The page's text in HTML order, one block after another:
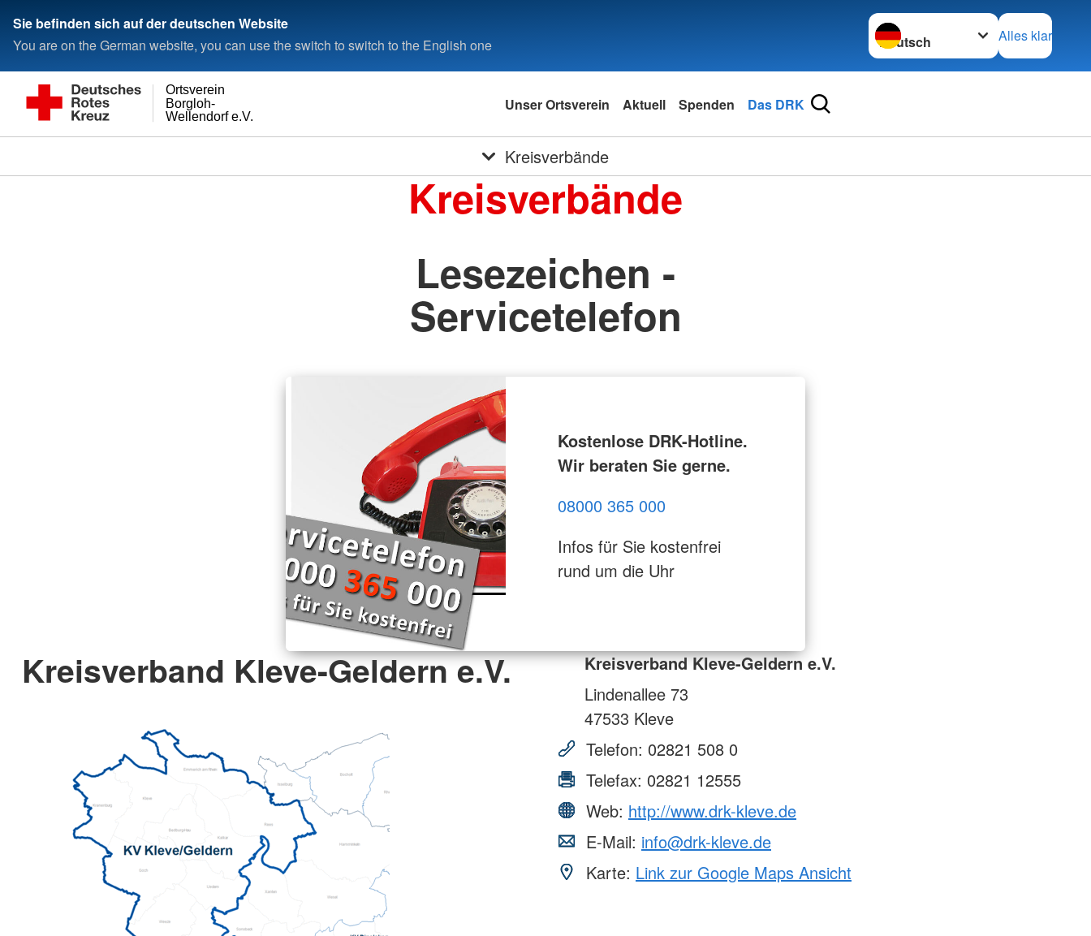
Sie befinden sich auf der deutschen Website
You are on the German website, you can use the switch to switch to the English one
Sprache wechseln zu
Alles klar
Wellendorf e.V.
Borgloh-
Ortsverein
Unser Ortsverein Aktuell Spenden Das DRK
Kreisverbände
Kreisverbände
Lesezeichen -
Servicetelefon
Kostenlose DRK-Hotline.
Wir beraten Sie gerne.
08000 365 000
Infos für Sie kostenfrei
rund um die Uhr
Kreisverband Kleve-Geldern e.V.
Kreisverband Kleve-Geldern e.V.
Lindenallee 73
47533 Kleve
Telefon: 02821 508 0
Telefax: 02821 12555
Web: http://www.drk-kleve.de
E-Mail: info@drk-kleve.de
Karte: Link zur Google Maps Ansicht